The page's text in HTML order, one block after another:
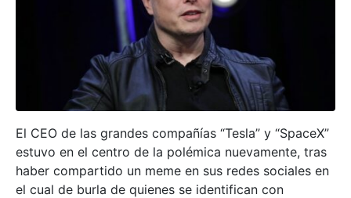
El CEO de las grandes compañías “Tesla” y “SpaceX”
estuvo en el centro de la polémica nuevamente, tras
haber compartido un meme en sus redes sociales en
el cual de burla de quienes se identifican con